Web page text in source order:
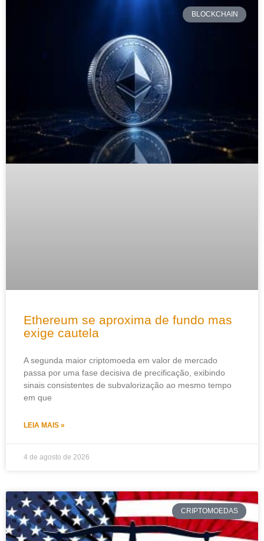
BLOCKCHAIN
Ethereum se aproxima de fundo mas
exige cautela
A segunda maior criptomoeda em valor de mercado
passa por uma fase decisiva de precificação, exibindo
sinais consistentes de subvalorização ao mesmo tempo
em que
LEIA MAIS »
4 de agosto de 2026
CRIPTOMOEDAS